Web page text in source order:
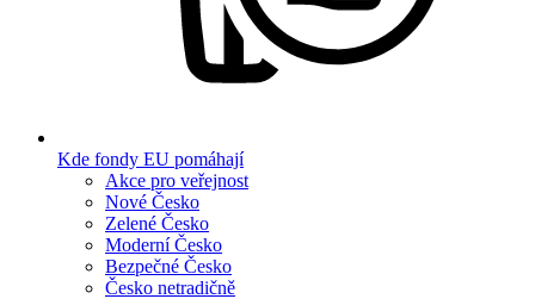
Kde fondy EU pomáhají
Akce pro veřejnost
Nové Česko
Zelené Česko
Moderní Česko
Bezpečné Česko
Česko netradičně